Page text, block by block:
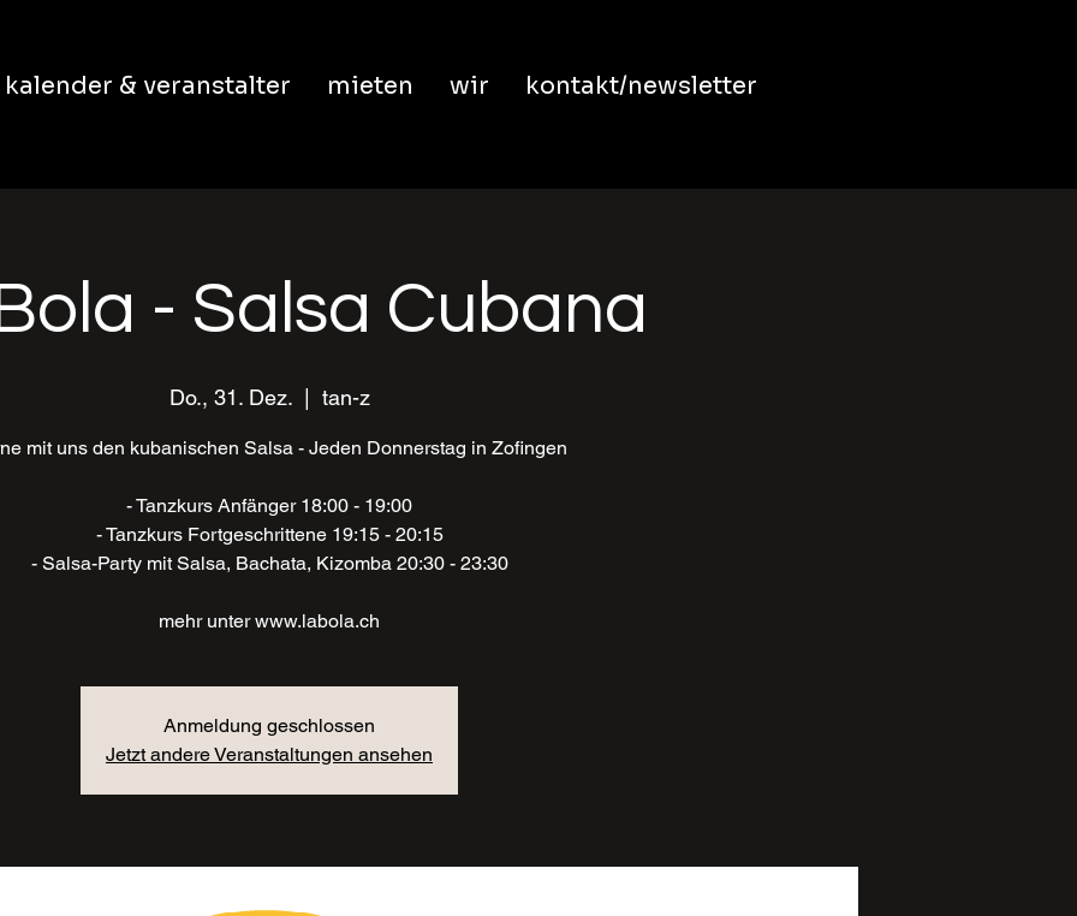
kalender & veranstalter mieten wir kontakt/newsletter
- Salsa Cubana
Do., 31. Dez.
  |
tan-z
mit uns den kubanischen Salsa - Jeden Donnerstag in Zofingen
- Tanzkurs Anfänger 18:00 - 19:00
- Tanzkurs Fortgeschrittene 19:15 - 20:15
- Salsa-Party mit Salsa, Bachata, Kizomba 20:30 - 23:30
mehr unter www.labola.ch
Anmeldung geschlossen
Jetzt andere Veranstaltungen ansehen